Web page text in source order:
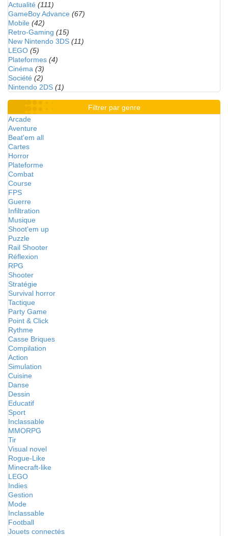
Actualité (111)
GameBoy Advance (67)
Mobile (42)
Retro-Gaming (15)
New Nintendo 3DS (11)
LEGO (5)
Plateformes (4)
Cinéma (3)
Société (2)
Nintendo 2DS (1)
Filtrer par genre
Arcade
Aventure
Beat'em all
Cartes
Horror
Plateforme
Combat
Course
FPS
Guerre
Infiltration
Musique
Shoot'em up
Puzzle
Rail Shooter
Réflexion
RPG
Shooter
Stratégie
Survival horror
Tactique
Party Game
Point & Click
Rythme
Casse Briques
Compilation
Action
Simulation
Cuisine
Danse
Dessin
Educatif
Sport
Inclassable
MMORPG
Tir
Visual novel
Rogue-Like
Minecraft-like
LEGO
Indies
Gestion
Mode
Inclassable
Football
Jouets connectés